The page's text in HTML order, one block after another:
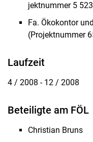
jektnummer 5
Fa. Ökokontor
(Projektnummer
Laufzeit
4 / 2008 - 12 / 2008
Beteiligte am FÖL
Christian Bruns